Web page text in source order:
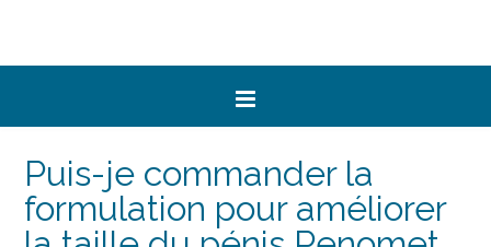
Puis-je commander la
formulation pour améliorer